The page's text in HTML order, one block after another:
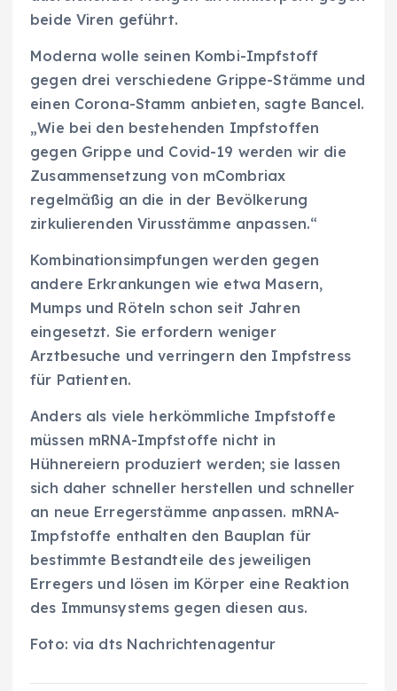
beide Viren geführt.
Moderna wolle seinen Kombi-Impfstoff
gegen drei verschiedene Grippe-Stämme und
einen Corona-Stamm anbieten, sagte Bancel.
„Wie bei den bestehenden Impfstoffen
gegen Grippe und Covid-19 werden wir die
Zusammensetzung von mCombriax
regelmäßig an die in der Bevölkerung
zirkulierenden Virusstämme anpassen.“
Kombinationsimpfungen werden gegen
andere Erkrankungen wie etwa Masern,
Mumps und Röteln schon seit Jahren
eingesetzt. Sie erfordern weniger
Arztbesuche und verringern den Impfstress
für Patienten.
Anders als viele herkömmliche Impfstoffe
müssen mRNA-Impfstoffe nicht in
Hühnereiern produziert werden; sie lassen
sich daher schneller herstellen und schneller
an neue Erregerstämme anpassen. mRNA-
Impfstoffe enthalten den Bauplan für
bestimmte Bestandteile des jeweiligen
Erregers und lösen im Körper eine Reaktion
des Immunsystems gegen diesen aus.
Foto: via dts Nachrichtenagentur